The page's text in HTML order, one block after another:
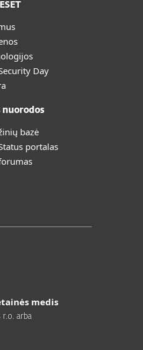
Day
nuorodos
bazė
portalas
medis
r.o. arba